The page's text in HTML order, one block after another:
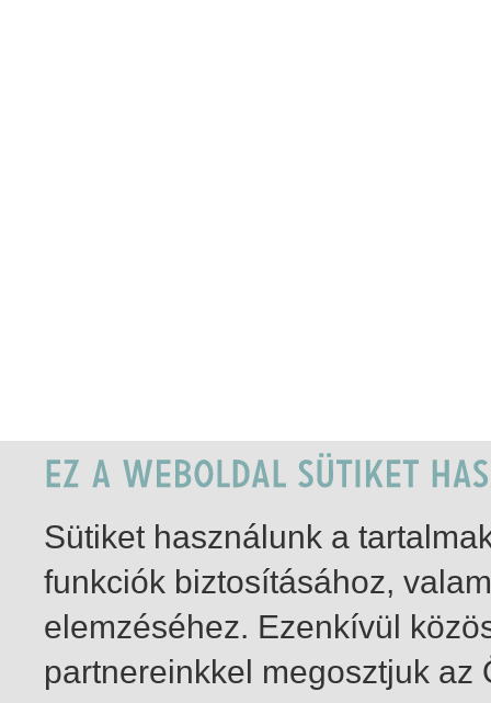
Sütiket használunk a
funkciók biztosításához,
elemzéséhez. Ezenkívül
partnereinkkel megosztjuk